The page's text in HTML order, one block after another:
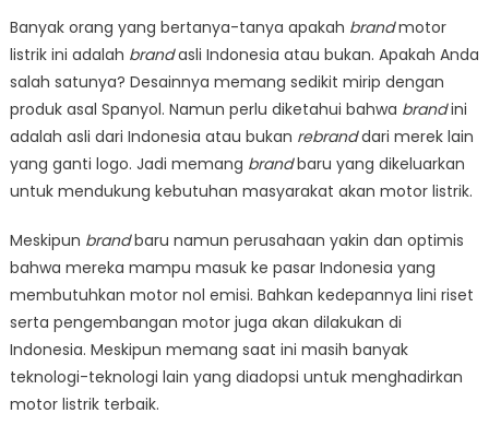
Banyak orang yang bertanya-tanya apakah brandmotor
listrik ini adalah brandasli Indonesia atau bukan. Apakah Anda
salah satunya? Desainnya memang sedikit mirip dengan
produk asal Spanyol. Namun perlu diketahui bahwa brandini
adalah asli dari Indonesia atau bukan rebranddari merek lain
yang ganti logo. Jadi memang brandbaru yang dikeluarkan
untuk mendukung kebutuhan masyarakat akan motor listrik.
Meskipun brandbaru namun perusahaan yakin dan optimis
bahwa mereka mampu masuk ke pasar Indonesia yang
membutuhkan motor nol emisi. Bahkan kedepannya lini riset
serta pengembangan motor juga akan dilakukan di
Indonesia. Meskipun memang saat ini masih banyak
teknologi-teknologi lain yang diadopsi untuk menghadirkan
motor listrik terbaik.